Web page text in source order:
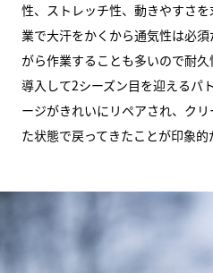
性、ストレッチ性、動きやすさ
業で大汗をかくから通気性は必
がら作業することも多いので耐久
導入して2シーズン目を迎えるパ
ージがきれいにリペアされ、ク
た状態で戻ってきたことが印象的